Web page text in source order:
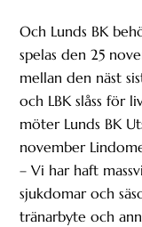
Och Lunds BK
spelas den 25
mellan den näst
och LBK slåss för
möter Lunds BK
november
– Vi har haft
sjukdomar och
tränarbyte och